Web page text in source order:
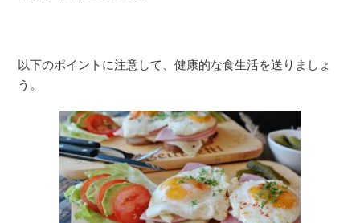
以下のポイントに注意して、健康的な食生活を送りましょ
う。